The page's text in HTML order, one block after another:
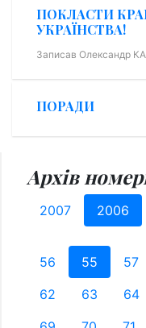
ПОКЛАСТИ
УКРАЇНСТВА!
Записав Олександр
ПОРАДИ
Архів
2007 2006
56 55 57
62
63 64